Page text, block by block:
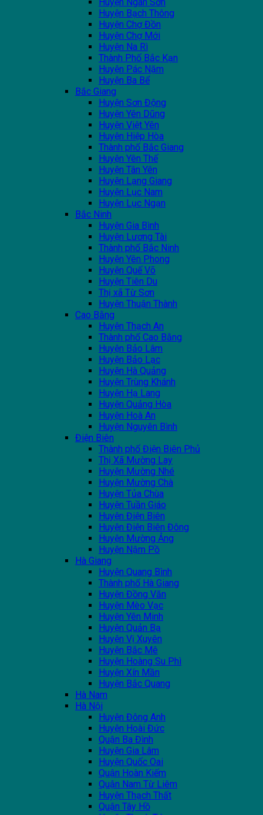
Huyện Bạch Thông
Huyện Chợ Đồn
Huyện Chợ Mới
Huyện Na Rì
Thành Phố Bắc Kạn
Huyện Pác Nặm
Huyện Ba Bể
Bắc Giang
Huyện Sơn Động
Huyện Yên Dũng
Huyện Việt Yên
Huyện Hiệp Hòa
Thành phố Bắc Giang
Huyện Yên Thế
Huyện Tân Yên
Huyện Lạng Giang
Huyện Lục Nam
Huyện Lục Ngạn
Bắc Ninh
Huyện Gia Bình
Huyện Lương Tài
Thành phố Bắc Ninh
Huyện Yên Phong
Huyện Quế Võ
Huyện Tiên Du
Thị xã Từ Sơn
Huyện Thuận Thành
Cao Bằng
Huyện Thạch An
Thành phố Cao Bằng
Huyện Bảo Lâm
Huyện Bảo Lạc
Huyện Hà Quảng
Huyện Trùng Khánh
Huyện Hạ Lang
Huyện Quảng Hòa
Huyện Hoà An
Huyện Nguyên Bình
Điện Biên
Thành phố Điện Biên Phủ
Thị Xã Mường Lay
Huyện Mường Nhé
Huyện Mường Chà
Huyện Tủa Chùa
Huyện Tuần Giáo
Huyện Điện Biên
Huyện Điện Biên Đông
Huyện Mường Ảng
Huyện Nậm Pồ
Hà Giang
Huyện Quang Bình
Thành phố Hà Giang
Huyện Đồng Văn
Huyện Mèo Vạc
Huyện Yên Minh
Huyện Quản Bạ
Huyện Vị Xuyên
Huyện Bắc Mê
Huyện Hoàng Su Phì
Huyện Xín Mần
Huyện Bắc Quang
Hà Nam
Hà Nội
Huyện Đông Anh
Huyện Hoài Đức
Quận Ba Đình
Huyện Gia Lâm
Huyện Quốc Oai
Quận Hoàn Kiếm
Quận Nam Từ Liêm
Huyện Thạch Thất
Quận Tây Hồ